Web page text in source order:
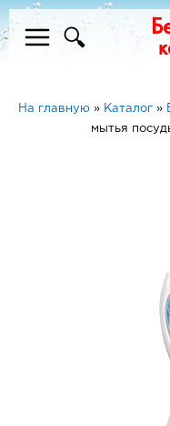
На главную » Каталог »
мытья